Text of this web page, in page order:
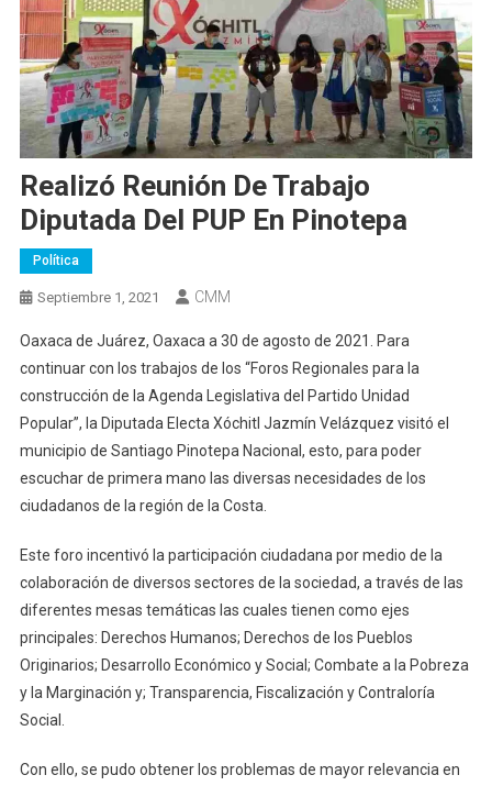
Realizó Reunión De Trabajo
Diputada Del PUP En Pinotepa
Política
Septiembre 1, 2021 CMM
Oaxaca de Juárez, Oaxaca a 30 de agosto de 2021. Para
continuar con los trabajos de los “Foros Regionales para la
construcción de la Agenda Legislativa del Partido Unidad
Popular”, la Diputada Electa Xóchitl Jazmín Velázquez visitó el
municipio de Santiago Pinotepa Nacional, esto, para poder
escuchar de primera mano las diversas necesidades de los
ciudadanos de la región de la Costa.
Este foro incentivó la participación ciudadana por medio de la
colaboración de diversos sectores de la sociedad, a través de las
diferentes mesas temáticas las cuales tienen como ejes
principales: Derechos Humanos; Derechos de los Pueblos
Originarios; Desarrollo Económico y Social; Combate a la Pobreza
y la Marginación y; Transparencia, Fiscalización y Contraloría
Social.
Con ello, se pudo obtener los problemas de mayor relevancia en